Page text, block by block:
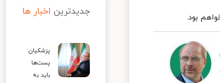
بود. جدیدترین اخبار ها
پزشکیان:
پست‌ها
باید به